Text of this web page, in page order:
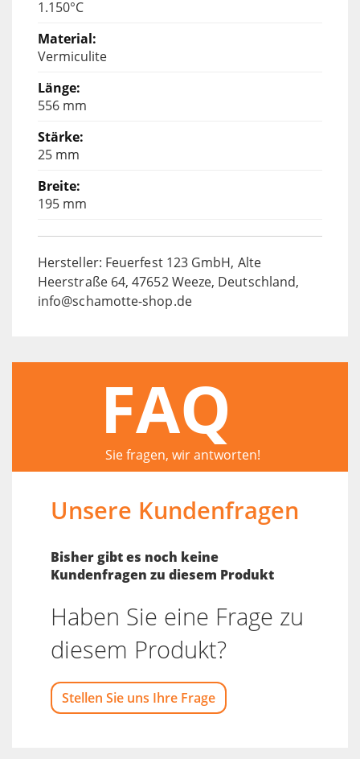
1.150°C
Vermiculite
556 mm
25 mm
195 mm
Hersteller: Feuerfest 123 GmbH, Alte
Heerstraße 64, 47652 Weeze, Deutschland,
info@schamotte-shop.de
FAQ
Sie fragen, wir antworten!
Unsere Kundenfragen
Bisher gibt es noch keine
Kundenfragen zu diesem Produkt
Haben Sie eine Frage zu
diesem Produkt?
Stellen Sie uns Ihre Frage